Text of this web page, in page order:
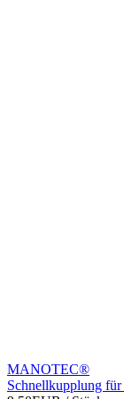
MANOTEC®
Schnellkupplung